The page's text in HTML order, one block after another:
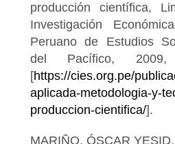
producción científica,
Investigación
Peruano de Estudios
del Pacífico,
[https://cies.org.pe/
aplicada-metodologia-y-
produccion-cientifica/].
MARIÑO, ÓSCAR